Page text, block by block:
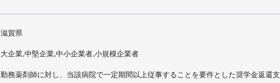
滋賀県
大企業,中堅企業,中小企業者,小規模企業者
勤務薬剤師に対し、当該病院で一定期間以上従事することを要件とした奨学金返還支